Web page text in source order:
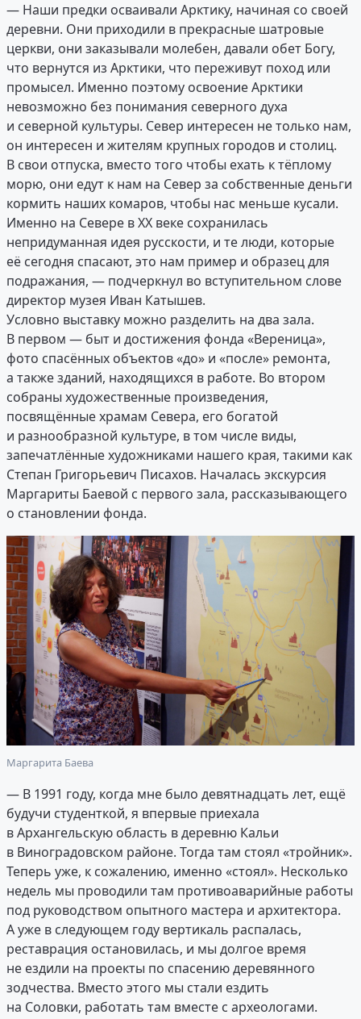
— Наши предки осваивали Арктику, начиная со своей
деревни. Они приходили в прекрасные шатровые
церкви, они заказывали молебен, давали обет Богу,
что вернутся из Арктики, что переживут поход или
промысел. Именно поэтому освоение Арктики
невозможно без понимания северного духа
и северной культуры. Север интересен не только нам,
он интересен и жителям крупных городов и столиц.
В свои отпуска, вместо того чтобы ехать к тёплому
морю, они едут к нам на Север за собственные деньги
кормить наших комаров, чтобы нас меньше кусали.
Именно на Севере в ХХ веке сохранилась
непридуманная идея русскости, и те люди, которые
её сегодня спасают, это нам пример и образец для
подражания, — подчеркнул во вступительном слове
директор музея Иван Катышев.
Условно выставку можно разделить на два зала.
В первом — быт и достижения фонда «Вереница»,
фото спасённых объектов «до» и «после» ремонта,
а также зданий, находящихся в работе. Во втором
собраны художественные произведения,
посвящённые храмам Севера, его богатой
и разнообразной культуре, в том числе виды,
запечатлённые художниками нашего края, такими как
Степан Григорьевич Писахов. Началась экскурсия
Маргариты Баевой с первого зала, рассказывающего
о становлении фонда.
Маргарита Баева
— В 1991 году, когда мне было девятнадцать лет, ещё
будучи студенткой, я впервые приехала
в Архангельскую область в деревню Кальи
в Виноградовском районе. Тогда там стоял «тройник».
Теперь уже, к сожалению, именно «стоял». Несколько
недель мы проводили там противоаварийные работы
под руководством опытного мастера и архитектора.
А уже в следующем году вертикаль распалась,
реставрация остановилась, и мы долгое время
не ездили на проекты по спасению деревянного
зодчества. Вместо этого мы стали ездить
на Соловки, работать там вместе с археологами.